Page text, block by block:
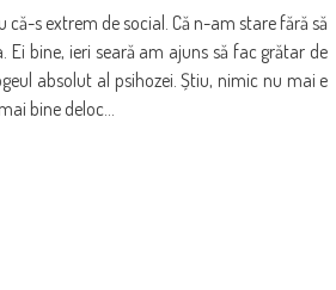
că-s extrem de social. Că n-am stare fără să
Ei bine, ieri seară am ajuns să fac grătar de
absolut al psihozei. Știu, nimic nu mai e
bine deloc…